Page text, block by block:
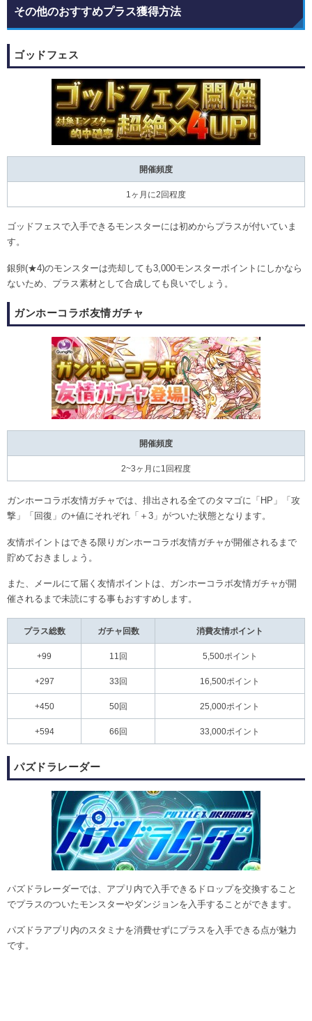
その他のおすすめプラス獲得方法
ゴッドフェス
開催頻度
1ヶ月に2回程度
ゴッドフェスで入手できるモンスターには初めからプラスが付いていま
す。
銀卵(★4)のモンスターは売却しても3,000モンスターポイントにしかなら
ないため、プラス素材として合成しても良いでしょう。
ガンホーコラボ友情ガチャ
開催頻度
2~3ヶ月に1回程度
ガンホーコラボ友情ガチャでは、排出される全てのタマゴに「HP」「攻
撃」「回復」の+値にそれぞれ「＋3」がついた状態となります。
友情ポイントはできる限りガンホーコラボ友情ガチャが開催されるまで
貯めておきましょう。
また、メールにて届く友情ポイントは、ガンホーコラボ友情ガチャが開
催されるまで未読にする事もおすすめします。
プラス総数 ガチャ回数 消費友情ポイント
+99 11回 5,500ポイント
+297 33回 16,500ポイント
+450 50回 25,000ポイント
+594 66回 33,000ポイント
パズドラレーダー
パズドラレーダーでは、アプリ内で入手できるドロップを交換すること
でプラスのついたモンスターやダンジョンを入手することができます。
パズドラアプリ内のスタミナを消費せずにプラスを入手できる点が魅力
です。